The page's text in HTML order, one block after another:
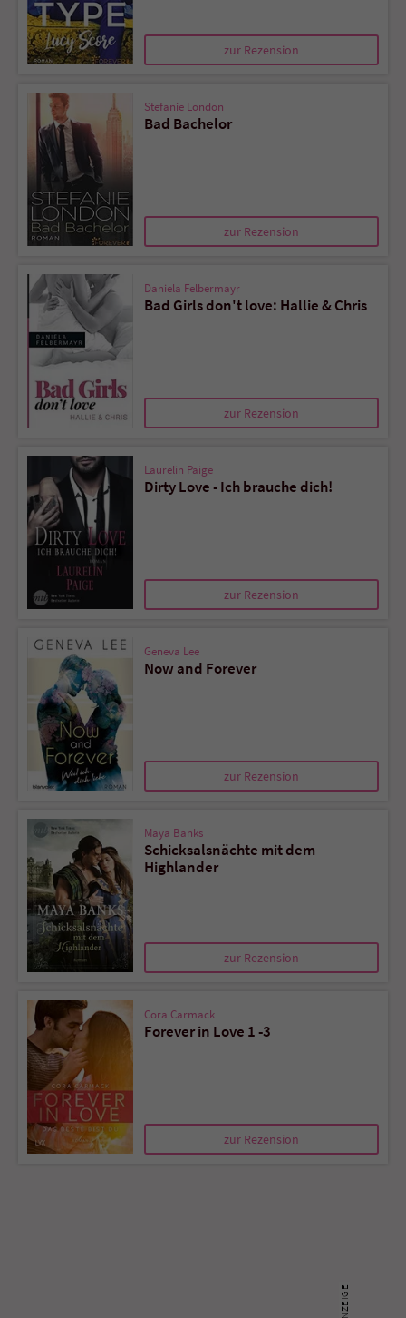
zur Rezension
Stefanie London
Bad Bachelor
zur Rezension
Daniela Felbermayr
Bad Girls don't love: Hallie & Chris
zur Rezension
Laurelin Paige
Dirty Love - Ich brauche dich!
zur Rezension
Geneva Lee
Now and Forever
zur Rezension
Maya Banks
Schicksalsnächte mit dem
Highlander
zur Rezension
Cora Carmack
Forever in Love 1 -3
zur Rezension